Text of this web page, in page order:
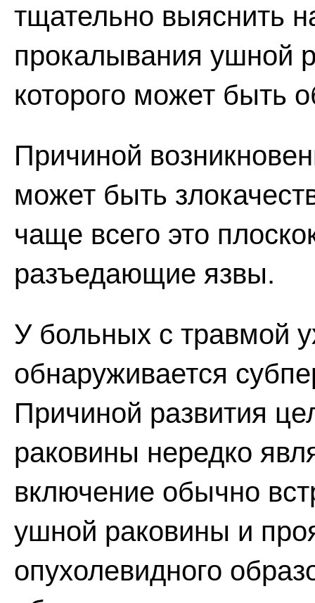
тщательно выяснить
прокалывания ушной
которого может быть
Причиной
может быть
чаще всего это
разъедающие язвы.
У больных с травмой
обнаруживается
Причиной развития
раковины нередко
включение обычно
ушной раковины и
опухолевидного